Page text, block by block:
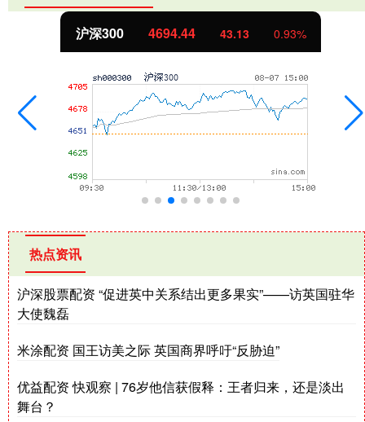
沪深300 4694.44 43.13 0.93%
热点资讯
沪深股票配资 “促进英中关系结出更多果实”——访英国驻华
大使魏磊
米涂配资 国王访美之际 英国商界呼吁“反胁迫”
优益配资 快观察 | 76岁他信获假释：王者归来，还是淡出
舞台？